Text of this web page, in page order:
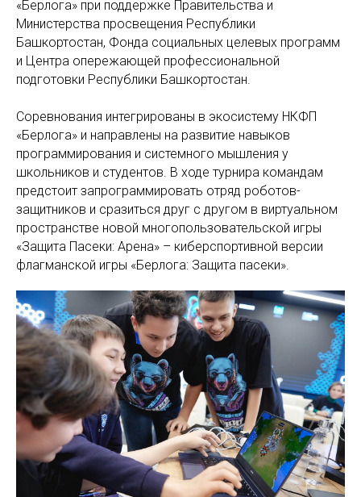
«Берлога» при поддержке Правительства и
Министерства просвещения Республики
Башкортостан, Фонда социальных целевых программ
и Центра опережающей профессиональной
подготовки Республики Башкортостан.
Соревнования интегрированы в экосистему НКФП
«Берлога» и направлены на развитие навыков
программирования и системного мышления у
школьников и студентов. В ходе турнира командам
предстоит запрограммировать отряд роботов-
защитников и сразиться друг с другом в виртуальном
пространстве новой многопользовательской игры
«Защита Пасеки: Арена» – киберспортивной версии
флагманской игры «Берлога: Защита пасеки».